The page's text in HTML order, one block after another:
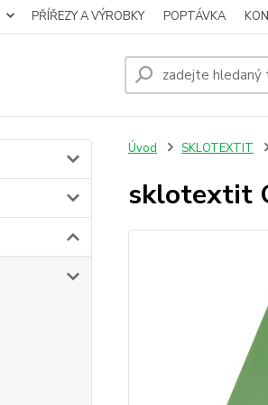
PŘÍŘEZY A VÝROBKY POPTÁVKA
Úvod SKLOTEXTIT
sklotextit